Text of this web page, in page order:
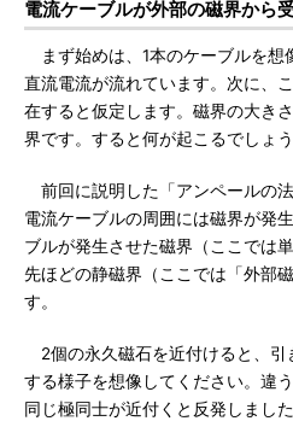
電流ケーブルが外部の磁界から
まず始めは、1本のケーブルを想
直流電流が流れています。次に、
在すると仮定します。磁界の大き
界です。すると何が起こるでしょう
前回に説明した「アンペールの
電流ケーブルの周囲には磁界が発
ブルが発生させた磁界（ここでは
先ほどの静磁界（ここでは「外部
す。
2個の永久磁石を近付けると、引
する様子を想像してください。違
同じ極同士が近付くと反発しまし